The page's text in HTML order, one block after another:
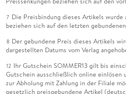
7 Die Preisbindung dieses Artikels wurde
beziehen sich auf den letzten
8 Der gebundene Preis dieses Artikels
dargestellten Datums vom Verlag
12 Ihr Gutschein SOMMER13 gilt bis
Gutschein ausschließlich online einlösen
zur Abholung mit Zahlung in der Filiale
gesetzlich preisgebundene Artikel